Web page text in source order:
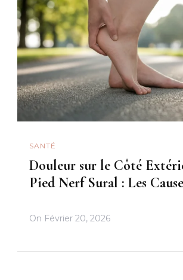
SANTÉ
Douleur sur le Côté
Pied Nerf Sural : Les
On Février 20, 2026